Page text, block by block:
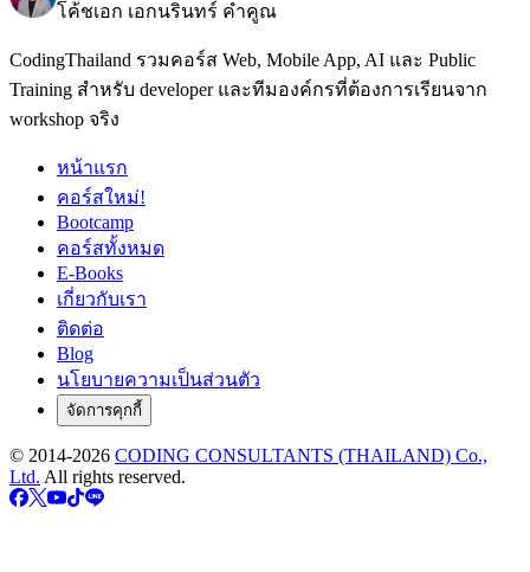
โค้ชเอก เอกนรินทร์ คำคูณ
CodingThailand รวมคอร์ส Web, Mobile App, AI และ Public
Training สำหรับ developer และทีมองค์กรที่ต้องการเรียนจาก
workshop จริง
หน้าแรก
คอร์สใหม่!
Bootcamp
คอร์สทั้งหมด
E-Books
เกี่ยวกับเรา
ติดต่อ
Blog
นโยบายความเป็นส่วนตัว
จัดการคุกกี้
© 2014-2026 CODING CONSULTANTS (THAILAND) Co.,
Ltd. All rights reserved.